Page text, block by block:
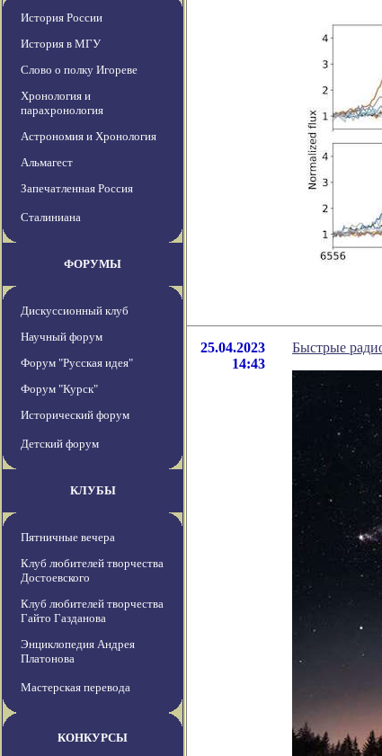
История России
История в МГУ
Слово о полку Игореве
Хронология и
парахронология
Астрономия и Хронология
Альмагест
Запечатленная Россия
Сталиниана
ФОРУМЫ
Дискуссионный клуб
Научный форум
Форум "Русская идея"
Форум "Курск"
Исторический форум
Детский форум
КЛУБЫ
Пятничные вечера
Клуб любителей творчества
Достоевского
Клуб любителей творчества
Гайто Газданова
Энциклопедия Андрея
Платонова
Мастерская перевода
КОНКУРСЫ
25.04.2023
14:43
Быстрые